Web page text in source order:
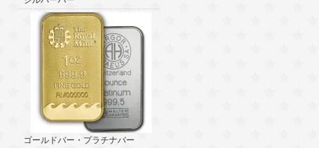
ゴールドバー・プラチナバー